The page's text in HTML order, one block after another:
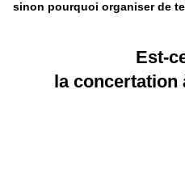
sinon pourquoi organiser de
Est-
la concertation